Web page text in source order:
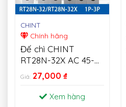
CHINT
Chính hãng
Đế chì CHINT
RT28N-32X AC 45-
62HZ 500V Fusible
Cutout 1P 2P 3P
Giá: 27,000 ₫
Xem hàng